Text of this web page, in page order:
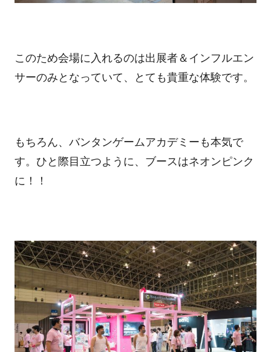
このため会場に入れるのは出展者＆インフルエン
サーのみとなっていて、とても貴重な体験です。
もちろん、バンタンゲームアカデミーも本気で
す。ひと際目立つように、ブースはネオンピンク
に！！